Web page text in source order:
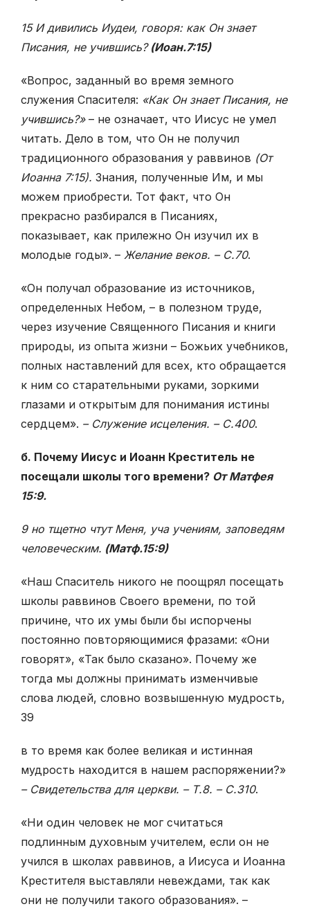
15 И дивились Иудеи, говоря: как Он знает
Писания, не учившись?(Иоан.7:15)
«Вопрос, заданный во время земного
служения Спасителя: «Как Он знает Писания, не
учившись?» – не означает, что Иисус не умел
читать. Дело в том, что Он не получил
традиционного образования у раввинов (От
Иоанна 7:15). Знания, полученные Им, и мы
можем приобрести. Тот факт, что Он
прекрасно разбирался в Писаниях,
показывает, как прилежно Он изучил их в
молодые годы». – Желание веков. – С.70.
«Он получал образование из источников,
определенных Небом, – в по­лезном труде,
через изучение Священного Писания и книги
природы, из опыта жизни – Божьих учебников,
полных наставлений для всех, кто обращается
к ним со старательными руками, зоркими
глазами и открытым для понимания истины
сердцем». – Служение исцеления. – С.400.
б. Почему Иисус и Иоанн Креститель не
посещали школы того времени? От Матфея
15:9.
9 но тщетно чтут Меня, уча учениям, заповедям
человеческим. (Матф.15:9)
«Наш Спаситель никого не поощрял посещать
школы раввинов Своего времени, по той
причине, что их умы были бы испорчены
постоянно повторя­ющимися фразами: «Они
говорят», «Так было сказано». Почему же
тогда мы должны принимать изменчивые
слова людей, словно возвышенную мудрость,
39
в то время как более великая и истинная
мудрость находится в нашем распо­ряжении?»
– Свидетельства для церкви. – Т.8. – С.310.
«Ни один человек не мог считаться
подлинным духовным учителем, если он не
учился в школах раввинов, а Иисуса и Иоанна
Крестителя выставляли невеж­дами, так как
они не получили такого образования». –